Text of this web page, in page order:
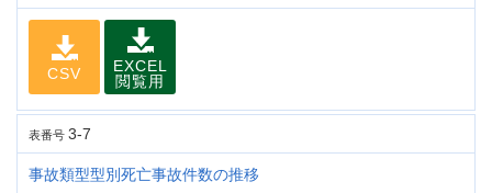
CSV
EXCEL
閲覧用
表番号 3-7
事故類型型別死亡事故件数の推移